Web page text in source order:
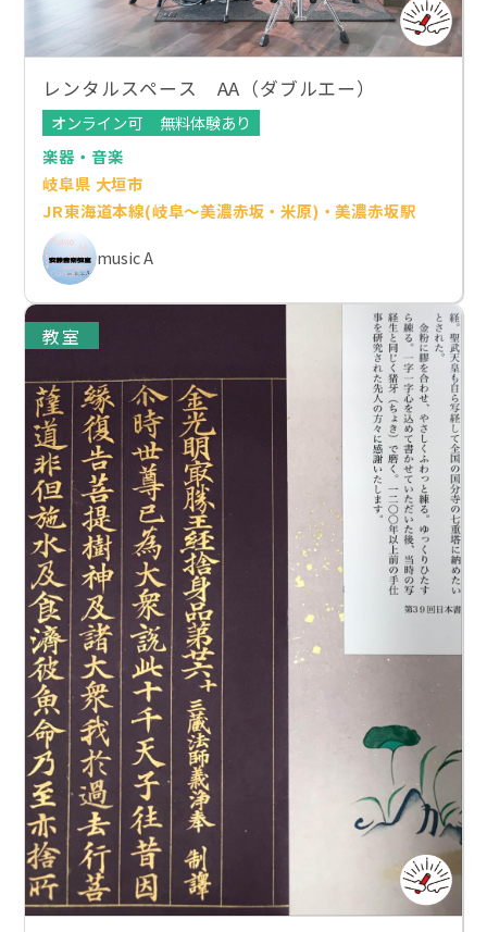
レンタルスペース AA（ダブルエー）
オンライン可
無料体験あり
楽器・音楽
岐阜県 大垣市
JR東海道本線(岐阜～美濃赤坂・米原)・美濃赤坂駅
music A
教室